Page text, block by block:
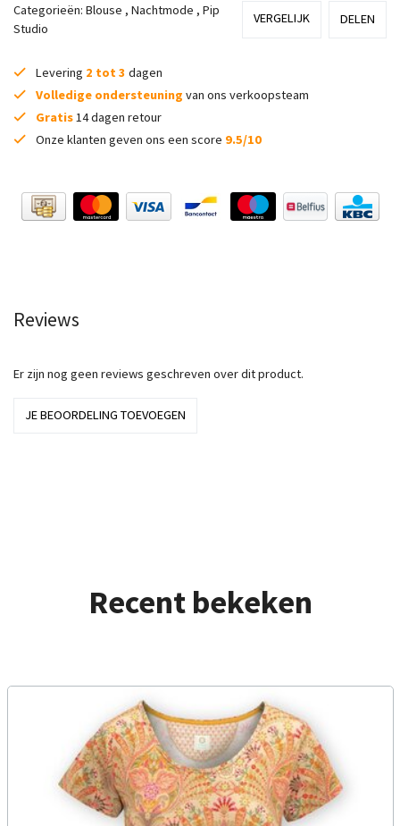
Categorieën: Blouse , Nachtmode , Pip
Studio
VERGELIJK DELEN
Levering 2 tot 3 dagen
Volledige ondersteuning van ons verkoopsteam
Gratis 14 dagen retour
Onze klanten geven ons een score 9.5/10
Reviews
Er zijn nog geen reviews geschreven over dit product.
JE BEOORDELING TOEVOEGEN
Recent bekeken